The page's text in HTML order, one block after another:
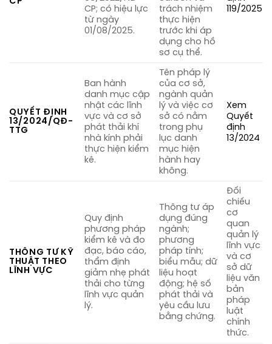
CP; có hiệu lực
từ ngày
01/08/2025.
trách nhiệm
thực hiện
trước khi áp
dụng cho hồ
sơ cụ thể.
119/2025
QUYẾT ĐỊNH
13/2024/QĐ-
TTG
Ban hành
danh mục cập
nhật các lĩnh
vực và cơ sở
phát thải khí
nhà kính phải
thực hiện kiểm
kê.
Tên pháp lý
của cơ sở,
ngành quản
lý và việc cơ
sở có nằm
trong phụ
lục danh
mục hiện
hành hay
không.
Xem
Quyết
định
13/2024
THÔNG TƯ KỸ
THUẬT THEO
LĨNH VỰC
Quy định
phương pháp
kiểm kê và đo
đạc, báo cáo,
thẩm định
giảm nhẹ phát
thải cho từng
lĩnh vực quản
lý.
Thông tư áp
dụng đúng
ngành;
phương
pháp tính;
biểu mẫu; dữ
liệu hoạt
động; hệ số
phát thải và
yêu cầu lưu
bằng chứng.
Đối
chiếu
cơ
quan
quản lý
lĩnh vực
và cơ
sở dữ
liệu văn
bản
pháp
luật
chính
thức.